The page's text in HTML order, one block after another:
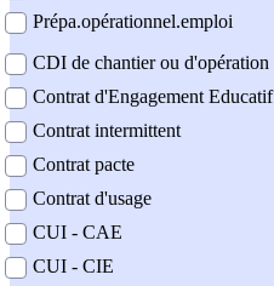
Prépa.opérationnel.emploi
CDI de chantier ou d'opération
Contrat d'Engagement Educatif
Contrat intermittent
Contrat pacte
Contrat d'usage
CUI - CAE
CUI - CIE